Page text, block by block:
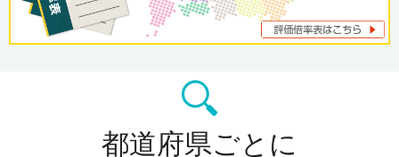
都道府県ごとに